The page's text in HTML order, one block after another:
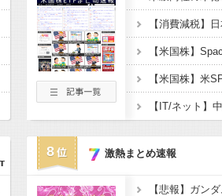
8 激熱まとめ速報
【悲報】ガン